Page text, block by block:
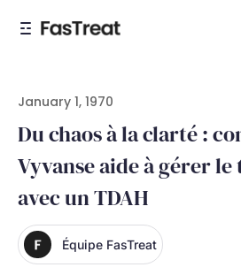
January 1, 1970
Du chaos à la clarté :
Vyvanse aide à gérer
avec un TDAH
Équipe FasTreat